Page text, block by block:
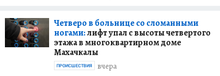
Четверо в больнице со сломанными
ногами:лифт упал с высоты четвертого
этажа в многоквартирном доме
Махачкалы
вчера
ПРОИСШЕСТВИЯ